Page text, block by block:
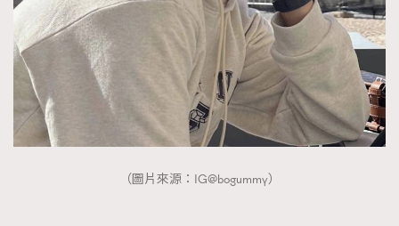
（圖片來源：IG@bogummy）